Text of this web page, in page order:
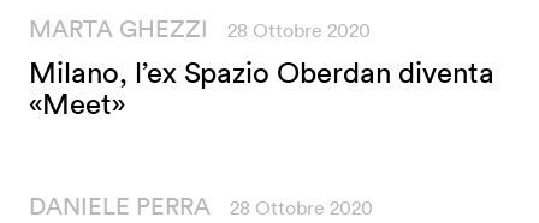
MARTA GHEZZI 28 Ottobre 2020
Milano, l’ex Spazio Oberdan diventa
«Meet»
DANIELE PERRA 28 Ottobre 2020